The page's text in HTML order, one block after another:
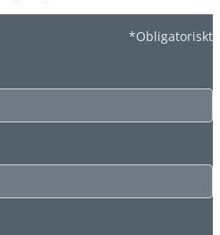
*Obligatoriskt